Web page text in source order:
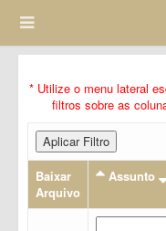
* Utilize o menu lateral
filtros sobre as
Aplicar Filtro
Baixar
Arquivo
Assunto